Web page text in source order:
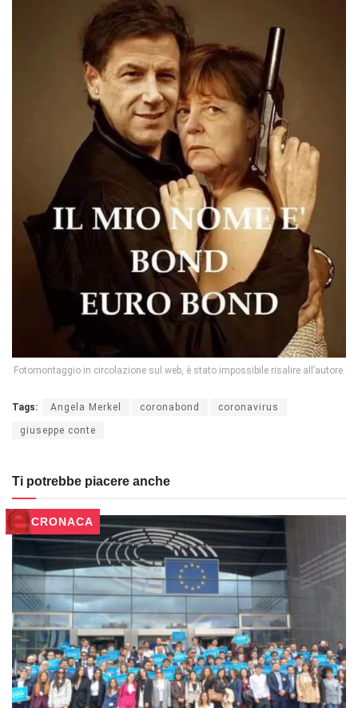
Fotomontaggio in circolazione sul web, è stato impossibile risalire all’autore.
Tags: Angela Merkel coronabond coronavirus
giuseppe conte
Ti potrebbe piacere anche
CRONACA